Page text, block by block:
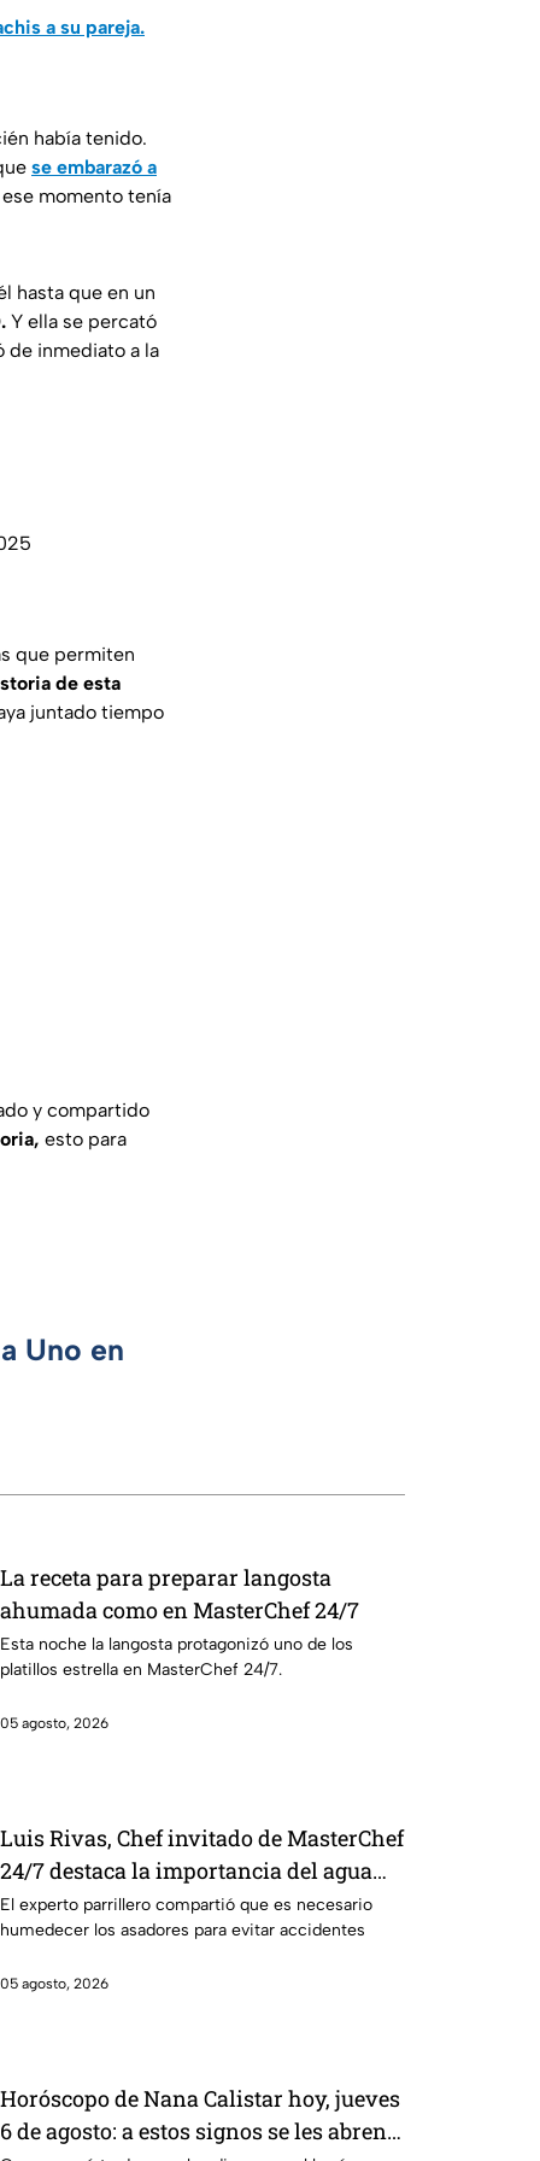
a su pareja.
había tenido.
se embarazó a
momento tenía
hasta que en un
Y ella se percató
de inmediato a la
que permiten
de esta
juntado tiempo
y compartido
esto para
Uno en
La receta para preparar langosta
ahumada como en MasterChef 24/7
Esta noche la langosta protagonizó uno de los
platillos estrella en MasterChef 24/7.
05 agosto, 2026
Luis Rivas, Chef invitado de MasterChef
24/7 destaca la importancia del agua
para la preparación de cualquier asado
El experto parrillero compartió que es necesario
humedecer los asadores para evitar accidentes
05 agosto, 2026
Horóscopo de Nana Calistar hoy, jueves
6 de agosto: a estos signos se les abren